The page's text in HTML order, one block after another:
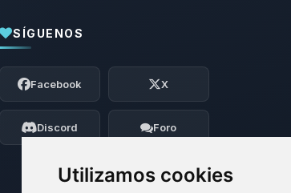
Utilizamos cookies
SÍGUENOS
Facebook X
Discord Foro
Yupi, por fin alguien con quien hablar!
Soy Choupy, tu pequeno asistente de
BoxToPlay. Cuentame que necesitas y
moveré mis pequenos circuitos para
ayudarte.
07/08/2026 21:11